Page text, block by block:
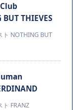
THIEVES
ト NOTHING BUT
ト FRANZ